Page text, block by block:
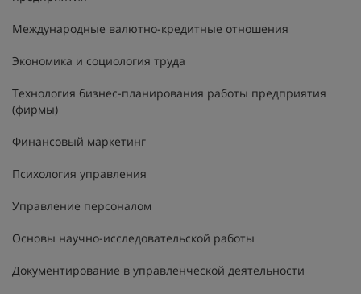
Международные валютно-кредитные отношения
Экономика и социология труда
Технология бизнес-планирования работы предприятия
(фирмы)
Финансовый маркетинг
Психология управления
Управление персоналом
Основы научно-исследовательской работы
Документирование в управленческой деятельности